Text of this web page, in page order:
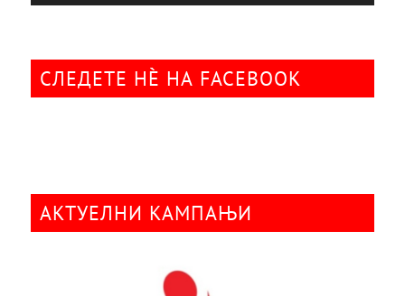
СЛЕДЕТЕ НÈ НА FACEBOOK
АКТУЕЛНИ КАМПАЊИ